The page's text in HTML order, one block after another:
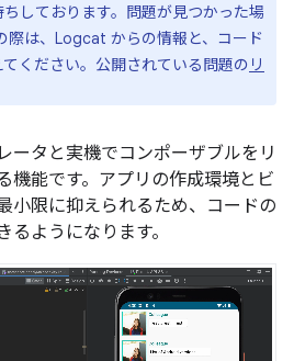
しております。問題が見つかった場
際は、Logcat からの情報と、コード
ください。公開されている問題の リ
ータと実機でコンポーザブルをリ
機能です。アプリの作成環境とビ
小限に抑えられるため、コードの
ようになります。